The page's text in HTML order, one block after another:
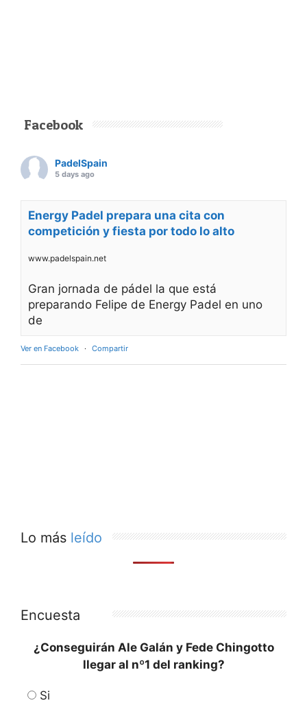
Facebook
PadelSpain
5 days ago
Energy Padel prepara una cita con
competición y fiesta por todo lo alto
www.padelspain.net
Gran jornada de pádel la que está
preparando Felipe de Energy Padel en uno
de
Ver en Facebook · Compartir
Lo más leído
Encuesta
¿Conseguirán Ale Galán y Fede Chingotto
llegar al nº1 del ranking?
Si